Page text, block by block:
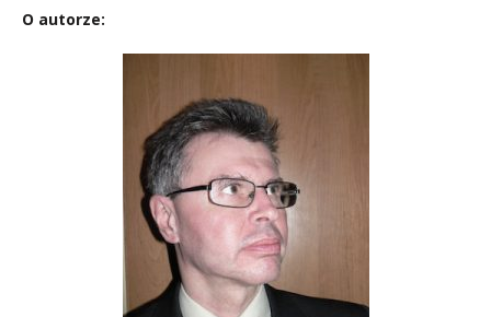
O autorze: